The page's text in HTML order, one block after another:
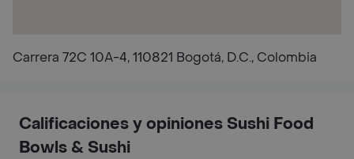
Carrera 72C 10A-4, 110821 Bogotá, D.C., Colombia
Calificaciones y opiniones Sushi Food
Bowls & Sushi